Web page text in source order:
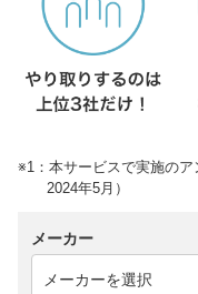
※1：本サービスで実施の
2024年5月）
メーカー